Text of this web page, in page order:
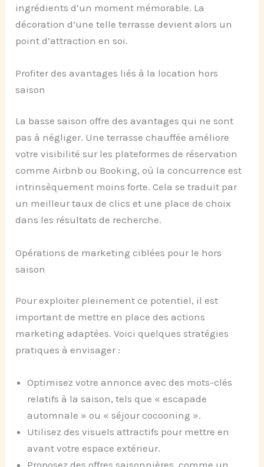
ingrédients d’un moment mémorable. La
décoration d’une telle terrasse devient alors un
point d’attraction en soi.
Profiter des avantages liés à la location hors
saison
La basse saison offre des avantages qui ne sont
pas à négliger. Une terrasse chauffée améliore
votre visibilité sur les plateformes de réservation
comme Airbnb ou Booking, où la concurrence est
intrinsèquement moins forte. Cela se traduit par
un meilleur taux de clics et une place de choix
dans les résultats de recherche.
Opérations de marketing ciblées pour le hors
saison
Pour exploiter pleinement ce potentiel, il est
important de mettre en place des actions
marketing adaptées. Voici quelques stratégies
pratiques à envisager :
Optimisez votre annonce avec des mots-clés
relatifs à la saison, tels que « escapade
automnale » ou « séjour cocooning ».
Utilisez des visuels attractifs pour mettre en
avant votre espace extérieur.